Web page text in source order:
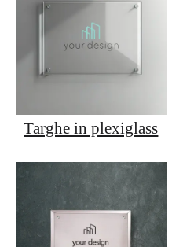
Targhe in plexiglass